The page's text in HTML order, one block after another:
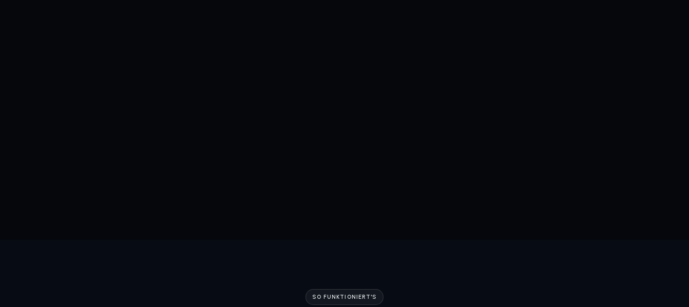
SO FUNKTIONIERT'S